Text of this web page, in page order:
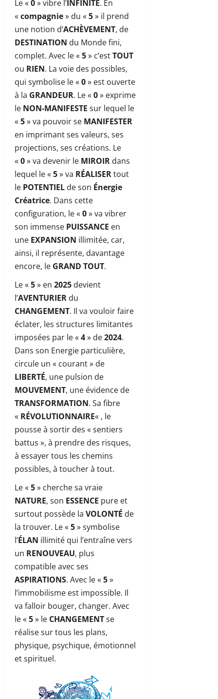
Le «0» vibre l’INFINITÉ. En
«compagnie» du «5» il prend
une notion d’ACHÈVEMENT, de
DESTINATION du Monde fini,
complet. Avec le «5» c’estTOUT
ou RIEN. La voie des possibles,
qui symbolise le «0» est ouverte
à la GRANDEUR. Le «0» exprime
le NON-MANIFESTE sur lequel le
«5» va pouvoir se MANIFESTER
en imprimant ses valeurs, ses
projections, ses créations. Le
«0» va devenir le MIROIR dans
lequel le «5» va RÉALISERtout
le POTENTIEL de son Énergie
Créatrice. Dans cette
configuration, le «0» va vibrer
son immense PUISSANCE en
une EXPANSION illimitée, car,
ainsi, il représente, davantage
encore, le GRAND TOUT.
Le «5» en 2025 devient
l’AVENTURIER du
CHANGEMENT. Il va vouloir faire
éclater, les structures limitantes
imposées par le «4» de2024.
Dans son Energie particulière,
circule un « courant » de
LIBERTÉ, une pulsion de
MOUVEMENT, une évidence de
TRANSFORMATION. Sa fibre
« RÉVOLUTIONNAIRE« , le
pousse à sortir des « sentiers
battus », à prendre des risques,
à essayer tous les chemins
possibles, à toucher à tout.
Le «5» cherche sa vraie
NATURE, son ESSENCE pure et
surtout possède la VOLONTÉ de
la trouver. Le «5» symbolise
l’ÉLAN illimité qui l’entraîne vers
un RENOUVEAU, plus
compatible avec ses
ASPIRATIONS. Avec le «5»
l’immobilisme est impossible. Il
va falloir bouger, changer. Avec
le «5» le CHANGEMENTse
réalise sur tous les plans,
physique, psychique, émotionnel
et spirituel.